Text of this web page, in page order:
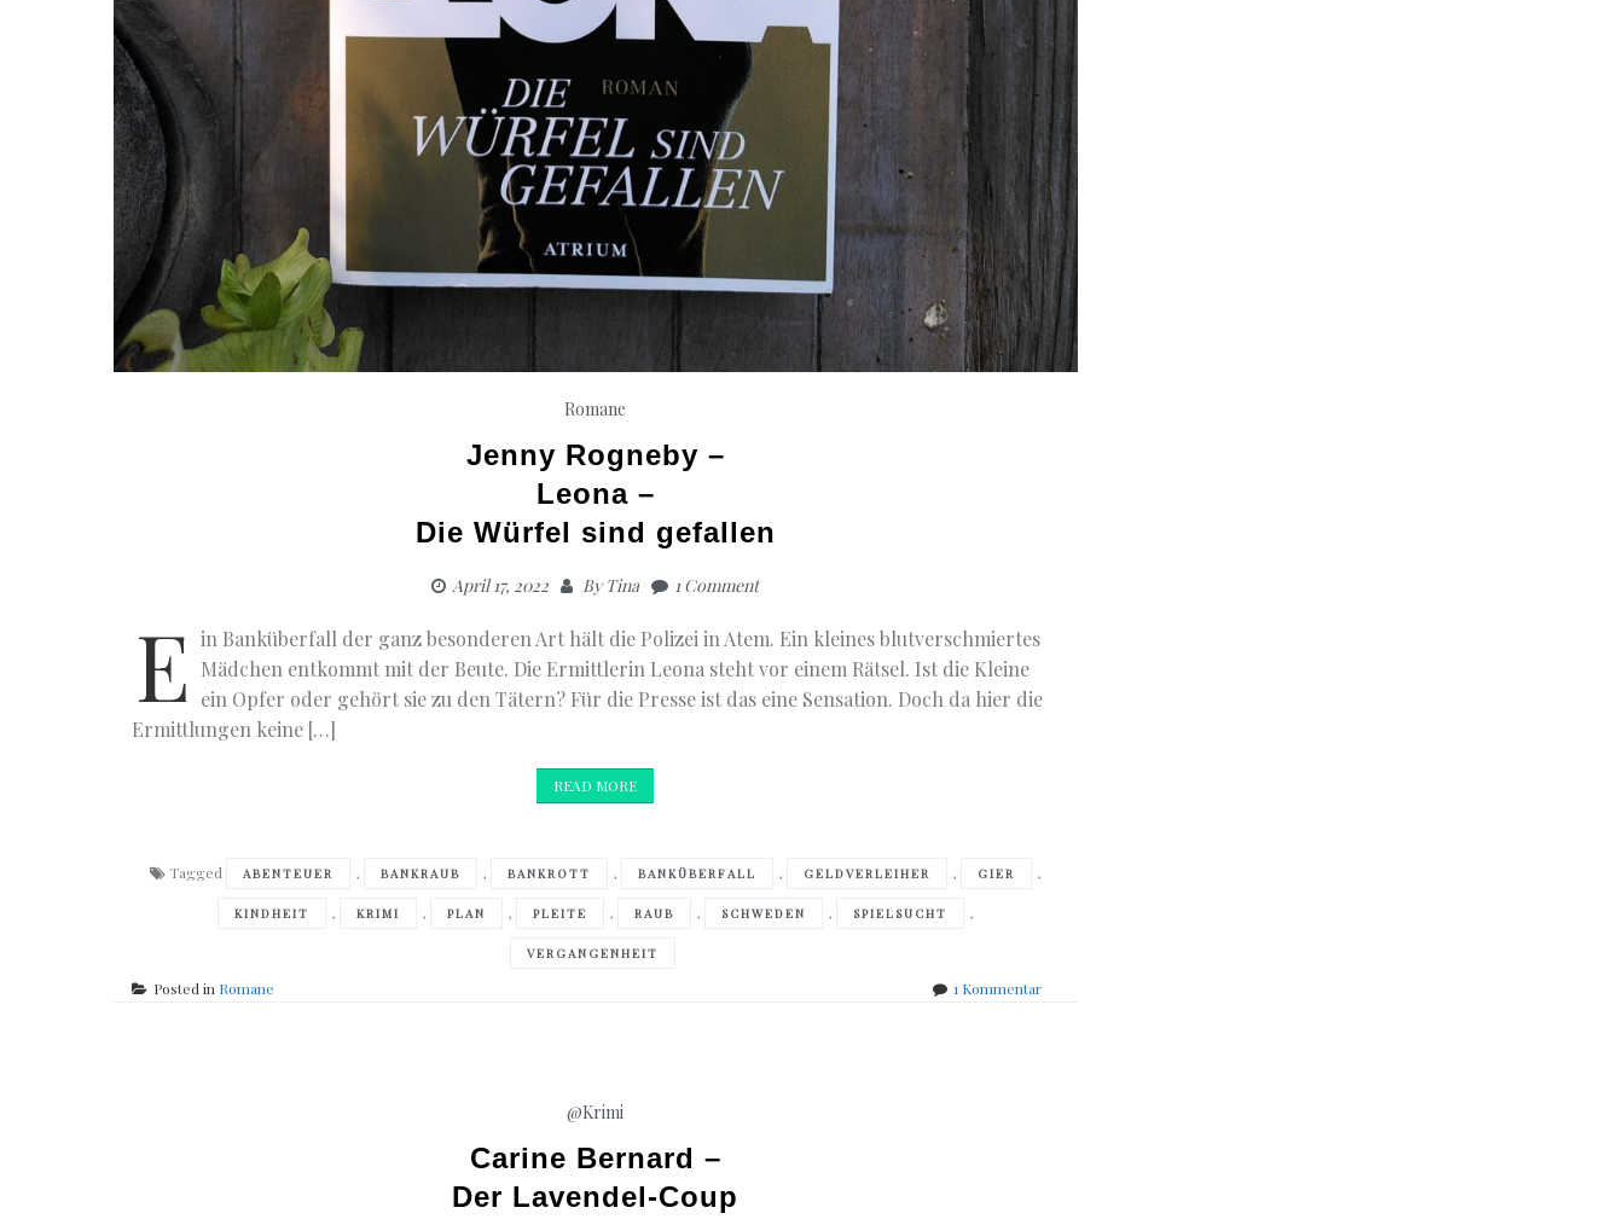
Romane
Jenny Rogneby –
Leona –
Die Würfel sind gefallen
April 17, 2022 ByTina 1 Comment
E in Banküberfall der ganz besonderen Art hält die Polizei in Atem. Ein kleines blutverschmiertes
Mädchen entkommt mit der Beute. Die Ermittlerin Leona steht vor einem Rätsel. Ist die Kleine
ein Opfer oder gehört sie zu den Tätern? Für die Presse ist das eine Sensation. Doch da hier die
Ermittlungen keine […]
READ MORE
Tagged ABENTEUER , BANKRAUB , BANKROTT , BANKÜBERFALL , GELDVERLEIHER , GIER ,
KINDHEIT , KRIMI , PLAN , PLEITE , RAUB , SCHWEDEN , SPIELSUCHT ,
VERGANGENHEIT
Posted in Romane 1 Kommentarzu
@Krimi
Carine Bernard –
Der Lavendel-Coup